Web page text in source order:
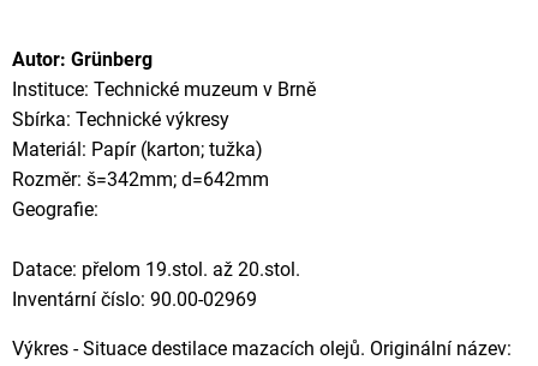
Autor: Grünberg
Instituce: Technické muzeum v Brně
Sbírka: Technické výkresy
Materiál: Papír (karton; tužka)
Rozměr: š=342mm; d=642mm
Geografie:
Datace: přelom 19.stol. až 20.stol.
Inventární číslo: 90.00-02969
Výkres - Situace destilace mazacích olejů. Originální název: